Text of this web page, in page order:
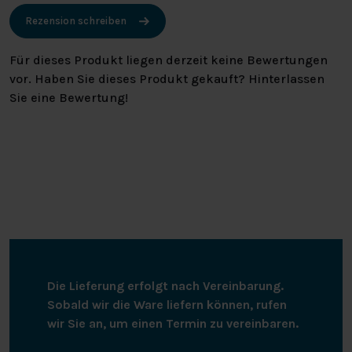
Rezension schreiben
Für dieses Produkt liegen derzeit keine Bewertungen
vor. Haben Sie dieses Produkt gekauft? Hinterlassen
Sie eine Bewertung!
Die Lieferung erfolgt nach Vereinbarung.
Sobald wir die Ware liefern können, rufen
wir Sie an, um einen Termin zu vereinbaren.